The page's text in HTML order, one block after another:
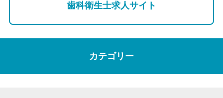
歯科衛生士求人サイト
カテゴリー